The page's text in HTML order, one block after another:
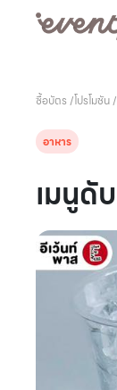
ซื้อบัตร /โปรโมชัน/
อาหาร
เมนูดั